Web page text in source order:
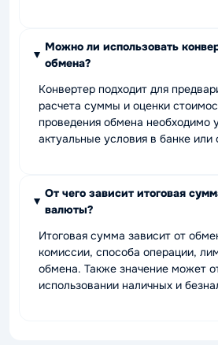
Можно ли использовать
обмена?
Конвертер подходит для
расчета суммы и оценки
проведения обмена необходимо
актуальные условия в банке
От чего зависит итоговая
валюты?
Итоговая сумма зависит от
комиссии, способа операции,
обмена. Также значение может
использовании наличных и